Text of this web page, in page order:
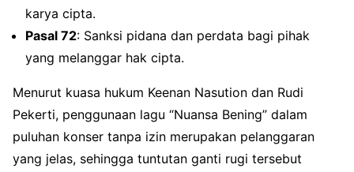
karya cipta.
Pasal 72: Sanksi pidana dan perdata bagi pihak
yang melanggar hak cipta.
Menurut kuasa hukum Keenan Nasution dan Rudi
Pekerti, penggunaan lagu “Nuansa Bening” dalam
puluhan konser tanpa izin merupakan pelanggaran
yang jelas, sehingga tuntutan ganti rugi tersebut